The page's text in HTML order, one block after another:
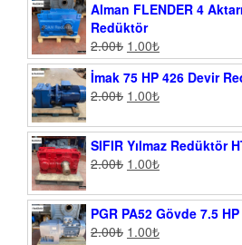
Alman FLENDER 4
Redüktör
2.00₺ 1.00₺
İmak 75 HP 426 Devir
2.00₺ 1.00₺
SIFIR Yılmaz Redüktör
2.00₺ 1.00₺
PGR PA52 Gövde 7.5
2.00₺ 1.00₺